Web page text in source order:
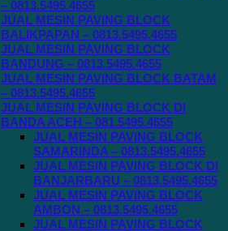
– 0813.5495.4655
JUAL MESIN PAVING BLOCK
BALIKPAPAN – 0813.5495.4655
JUAL MESIN PAVING BLOCK
BANDUNG – 0813.5495.4655
JUAL MESIN PAVING BLOCK BATAM
– 0813.5495.4655
JUAL MESIN PAVING BLOCK DI
BANDA ACEH – 081.5495.4655
JUAL MESIN PAVING BLOCK
SAMARINDA – 0813.5495.4655
JUAL MESIN PAVING BLOCK DI
BANJARBARU – 0813.5495.4655
JUAL MESIN PAVING BLOCK
AMBON – 0813.5495.4655
JUAL MESIN PAVING BLOCK